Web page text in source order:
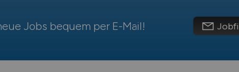
Jobs bequem per E-Mail!